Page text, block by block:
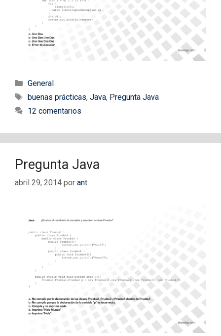
Categorías
General
Etiquetas
buenas prácticas, Java, Pregunta Java
12 comentarios
Pregunta Java
abril 29, 2014 por ant